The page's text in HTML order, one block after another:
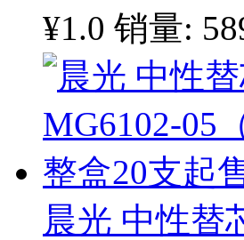
¥1.0 销量:
晨光 中性替